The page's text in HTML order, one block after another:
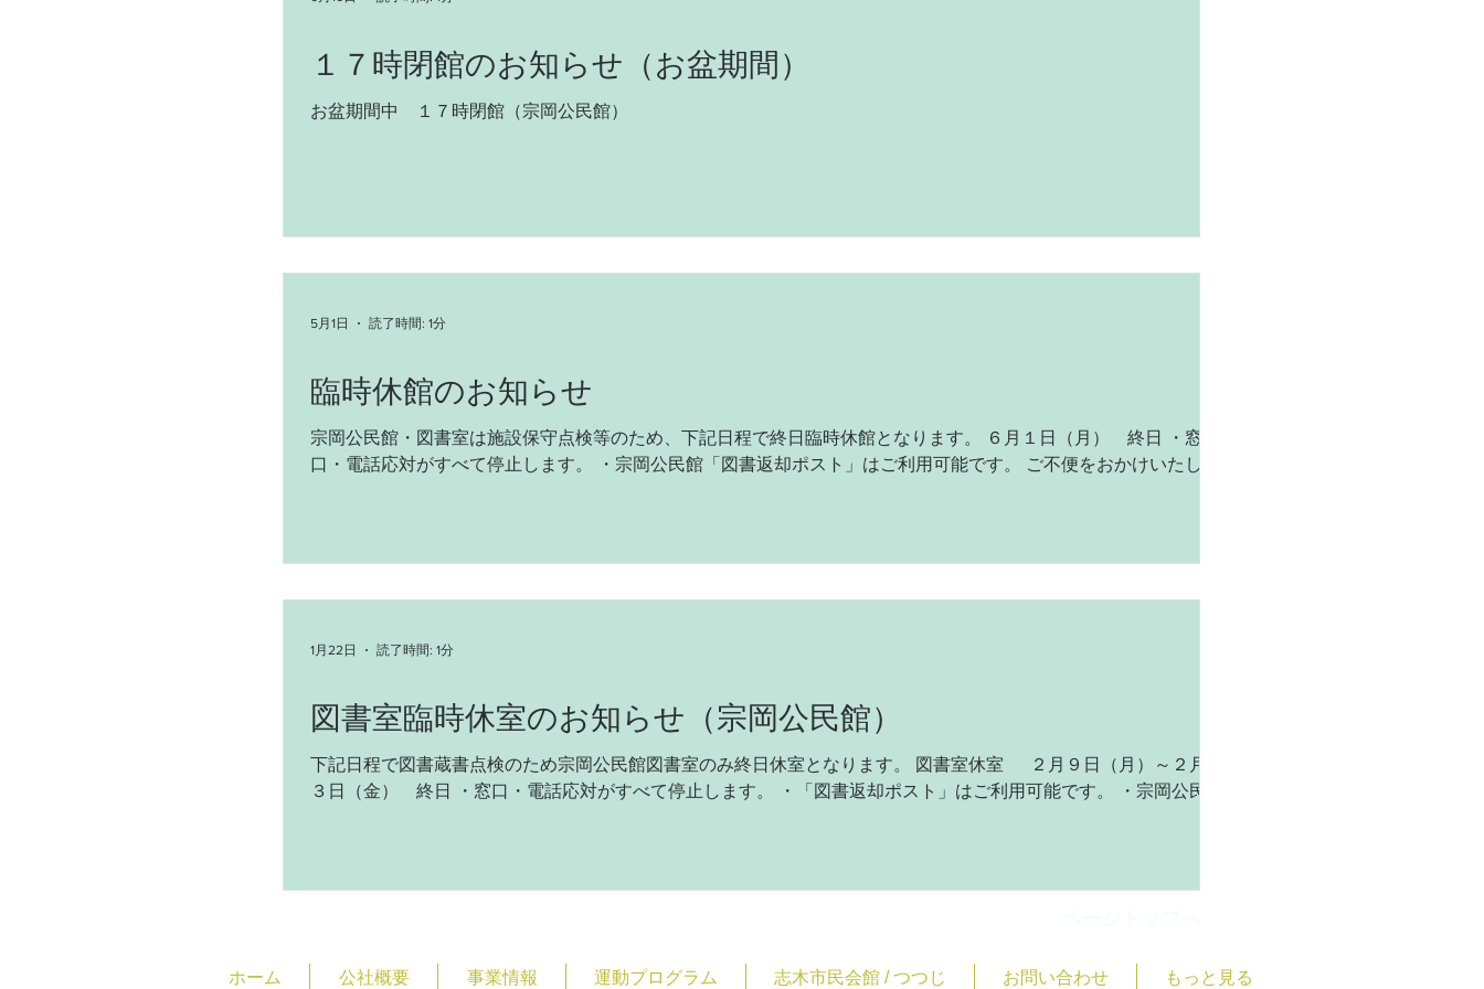
１７時閉館のお知らせ（お盆期間）
お盆期間中 １７時閉館（宗岡公民館）
臨時休館のお知らせ
宗岡公民館・図書室は施設保守点検等のため、下記日程で終日臨時休館となります。 ６月１日（月） 終日 ・窓
口・電話応対がすべて停止します。 ・宗岡公民館「図書返却ポスト」はご利用可能です。 ご不便をおかけいたしま
5月1日 読了時間: 1分
図書室臨時休室のお知らせ（宗岡公民館）
下記日程で図書蔵書点検のため宗岡公民館図書室のみ終日休室となります。 図書室休室 ２月９日（月）～２月１
３日（金） 終日 ・窓口・電話応対がすべて停止します。 ・「図書返却ポスト」はご利用可能です。 ・宗岡公民館
1月22日 読了時間: 1分
ホーム 公社概要 事業情報 運動プログラム 志木市民会館 / つつじ お問い合わせ もっと見る